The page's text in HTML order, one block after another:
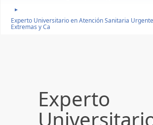
►
Experto Universitario en Atención Sanitaria
Extremas y Ca
Experto